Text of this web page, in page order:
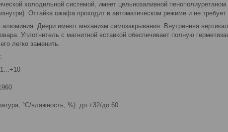
холодильной системой, имеет цельнозаливной пенополиуретаном
Оттайка шкафа проходит в автоматическом режиме и не требует
Двери имеют механизм самозакрывания. Внутренняя
Уплотнитель с магнитной вставкой обеспечивает полную
легко заменить.
°C/влажность, %): до +32/до 60